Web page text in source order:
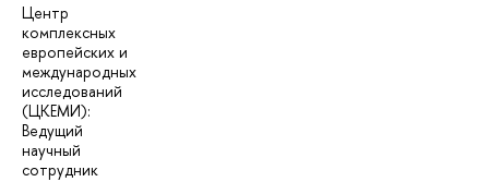
Центр
комплексных
европейских и
международных
исследований
(ЦКЕМИ):
Ведущий
научный
сотрудник